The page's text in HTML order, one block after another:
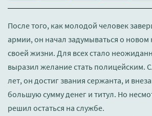
После того, как молодой человек
армии, он начал задумываться о
своей жизни. Для всех стало
выразил желание стать полицейским.
лет, он достиг звания сержанта, и
большую сумму денег и титул. Но
решил остаться на службе.